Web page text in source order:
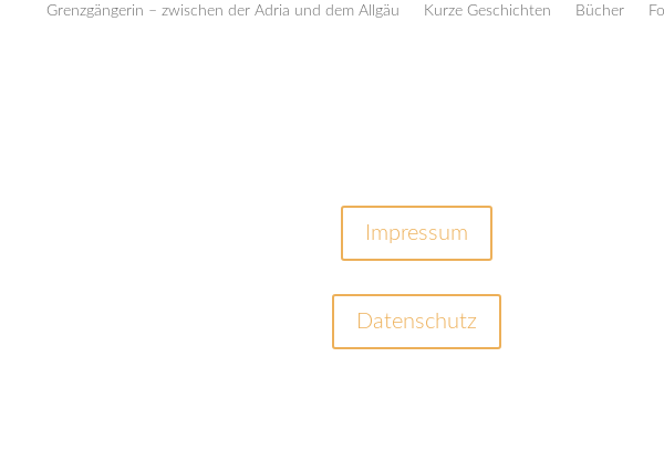
Grenzgängerin – zwischen der Adria und dem Allgäu Kurze Geschichten Bücher
Impressum
Datenschutz